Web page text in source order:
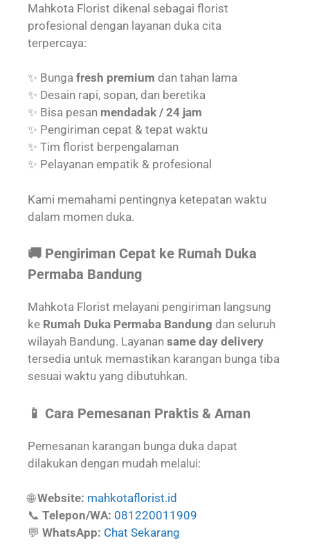
Mahkota Florist dikenal sebagai florist
profesional dengan layanan duka cita
terpercaya:
✨ Bunga fresh premium dan tahan lama
✨ Desain rapi, sopan, dan beretika
✨ Bisa pesan mendadak / 24 jam
✨ Pengiriman cepat & tepat waktu
✨ Tim florist berpengalaman
✨ Pelayanan empatik & profesional
Kami memahami pentingnya ketepatan waktu
dalam momen duka.
🚚 Pengiriman Cepat ke Rumah Duka
Permaba Bandung
Mahkota Florist melayani pengiriman langsung
ke Rumah Duka Permaba Bandung dan seluruh
wilayah Bandung. Layanan same day delivery
tersedia untuk memastikan karangan bunga tiba
sesuai waktu yang dibutuhkan.
📱 Cara Pemesanan Praktis & Aman
Pemesanan karangan bunga duka dapat
dilakukan dengan mudah melalui:
🌐Website: mahkotaflorist.id
📞 Telepon/WA: 081220011909
💬 WhatsApp: Chat Sekarang